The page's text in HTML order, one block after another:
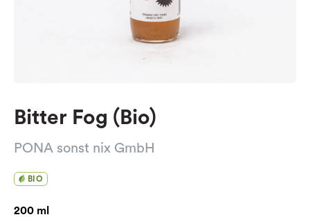
Bitter Fog (Bio)
PONA sonst nix GmbH
BIO
200 ml